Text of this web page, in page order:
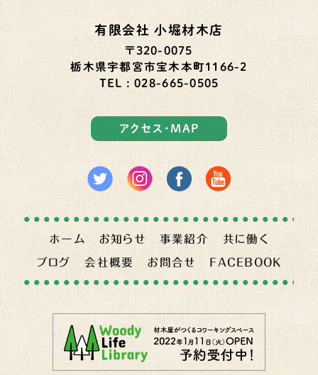
有限会社 小堀材木店
〒320-0075
栃木県宇都宮市宝木本町1166-2
TEL : 028-665-0505
アクセス・MAP
ホーム お知らせ 事業紹介 共に働く
ブログ 会社概要 お問合せ FACEBOOK